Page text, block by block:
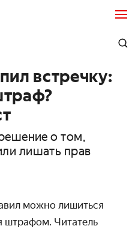
встречку:
о том,
лишать прав
можно лишиться
штрафом. Читатель